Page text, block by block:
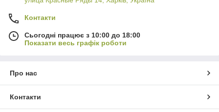
Контакти
Сьогодні працює з 10:00 до 18:00
Показати весь графік роботи
Про нас
Контакти